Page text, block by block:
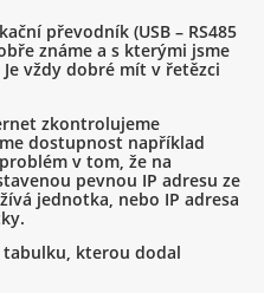
převodník (USB – RS485
známe a s kterými jsme
vždy dobré mít v řetězci
zkontrolujeme
dostupnost například
v tom, že na
pevnou IP adresu ze
jednotka, nebo IP adresa
kterou dodal